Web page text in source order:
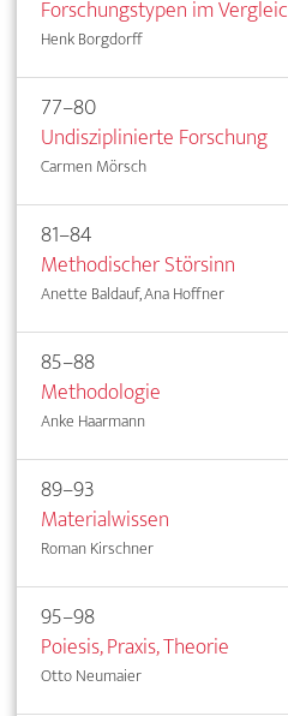
Forschungstypen im
Henk Borgdorff
77–80
Undisziplinierte Forschung
Carmen Mörsch
81–84
Methodischer Störsinn
Anette Baldauf, Ana Hoffner
85–88
Methodologie
Anke Haarmann
89–93
Materialwissen
Roman Kirschner
95–98
Poiesis, Praxis, Theorie
Otto Neumaier